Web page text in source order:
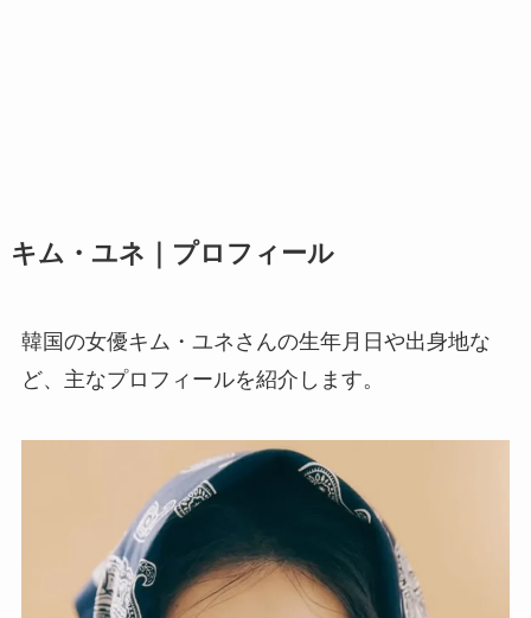
キム・ユネ｜プロフィール
韓国の女優キム・ユネさんの生年月日や出身地な
ど、主なプロフィールを紹介します。